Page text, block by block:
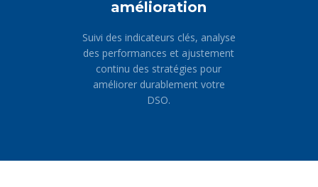
amélioration
Suivi des indicateurs clés, analyse
des performances et ajustement
continu des stratégies pour
améliorer durablement votre
DSO.